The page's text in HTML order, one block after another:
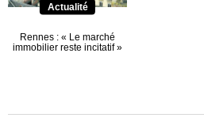
Actualité
Rennes : « Le marché
immobilier reste incitatif »